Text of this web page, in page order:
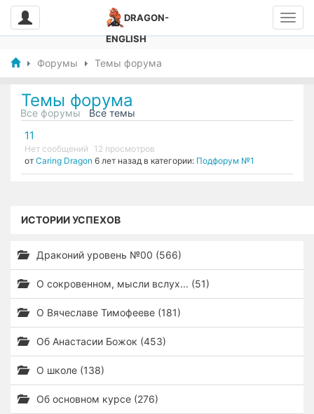
DRAGON-
ENGLISH
Форумы Темы форума
Темы форума
Все форумы Все темы
11
Нет сообщений
12 просмотров
от Caring Dragon 6 лет назад в категории: Подфорум №1
ИСТОРИИ УСПЕХОВ
Драконий уровень №00 (566)
О сокровенном, мысли вслух... (51)
О Вячеславе Тимофееве (181)
Об Анастасии Божок (453)
О школе (138)
Об основном курсе (276)